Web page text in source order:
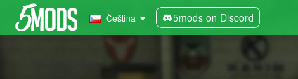
Čeština 5mods on Discord